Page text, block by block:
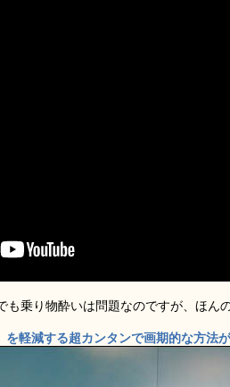
も乗り物酔いは問題なのですが、ほん
を軽減する超カンタンで画期的な方法